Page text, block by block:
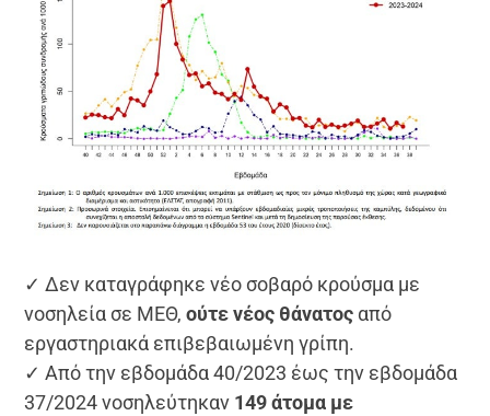
✓ Δεν καταγράφηκε νέο σοβαρό κρούσμα με
νοσηλεία σε ΜΕΘ,ούτε νέος θάνατος από
εργαστηριακά επιβεβαιωμένη γρίπη.
✓ Από την εβδομάδα 40/2023 έως την εβδομάδα
37/2024 νοσηλεύτηκαν 149 άτομα με